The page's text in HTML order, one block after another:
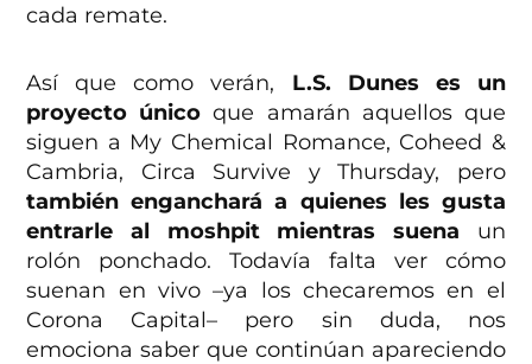
cada remate.
Así que como verán, L.S. Dunes es un
proyecto único que amarán aquellos que
siguen a My Chemical Romance, Coheed &
Cambria, Circa Survive y Thursday, pero
también enganchará a quienes les gusta
entrarle al moshpit mientras suena un
rolón ponchado. Todavía falta ver cómo
suenan en vivo –ya los checaremos en el
Corona Capital– pero sin duda, nos
emociona saber que continúan apareciendo